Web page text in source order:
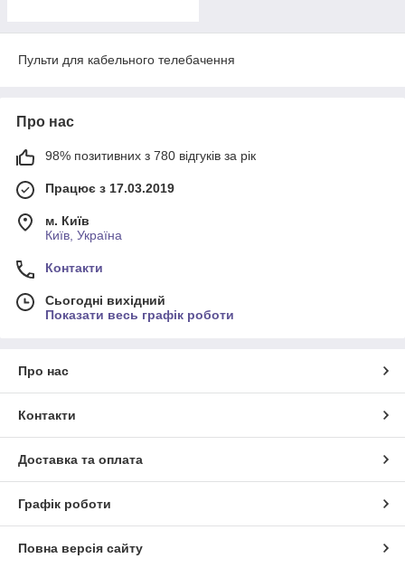
Пульти для кабельного телебачення
Про нас
98% позитивних з 780 відгуків за рік
Працює з 17.03.2019
м. Київ
Київ, Україна
Контакти
Сьогодні вихідний
Показати весь графік роботи
Про нас
Контакти
Доставка та оплата
Графік роботи
Повна версія сайту